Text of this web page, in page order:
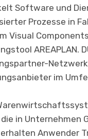
Software und
Prozesse in
Visual
AREAPLAN.
im
in
Anwender